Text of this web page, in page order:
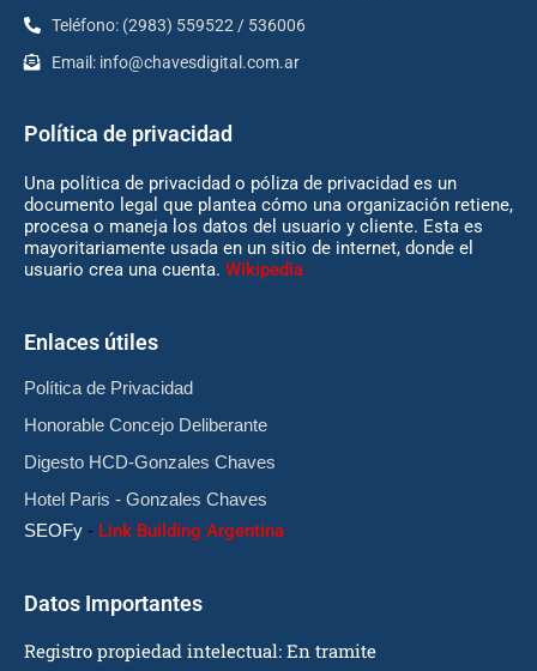
Teléfono: (2983) 559522 / 536006
Email: info@chavesdigital.com.ar
Política de privacidad
Una política de privacidad o póliza de privacidad es un
documento legal que plantea cómo una organización retiene,
procesa o maneja los datos del usuario y cliente. Esta es
mayoritariamente usada en un sitio de internet, donde el
usuario crea una cuenta. Wikipedia
Enlaces útiles
Política de Privacidad
Honorable Concejo Deliberante
Digesto HCD-Gonzales Chaves
Hotel Paris - Gonzales Chaves
SEOFy - Link Building Argentina
Datos Importantes
Registro propiedad intelectual: En tramite